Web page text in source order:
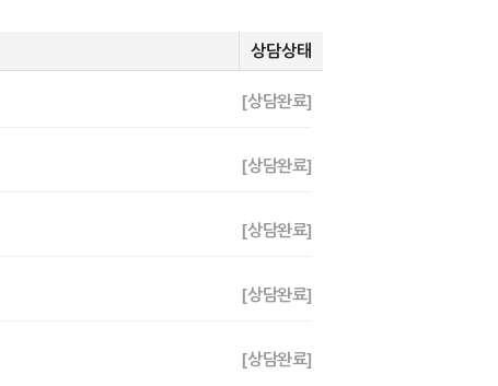
상담상태
[상담완료]
[상담완료]
[상담완료]
[상담완료]
[상담완료]